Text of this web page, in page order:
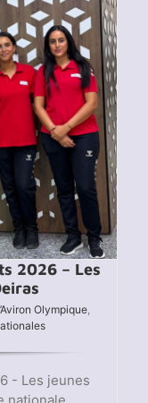
du
24
juillet
pour
le
clan
2026 – Les
Olympique,
- Les jeunes